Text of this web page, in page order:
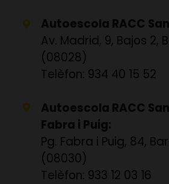
Autoescola RACC
Av. Madrid, 9, Bajos 2,
(08028)
Telèfon: 934 40 15 52
Autoescola RACC
Fabra i Puig:
Pg. Fabra i Puig, 84,
(08030)
Telèfon: 933 12 03 16